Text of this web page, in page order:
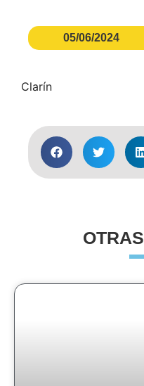
05/06/2024
Clarín